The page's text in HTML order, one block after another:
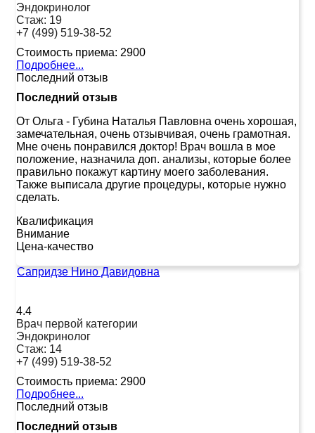
Эндокринолог
Стаж: 19
+7 (499) 519-38-52
Стоимость приема: 2900
Подробнее...
Последний отзыв
Последний отзыв
От Ольга - Губина Наталья Павловна очень хорошая,
замечательная, очень отзывчивая, очень грамотная.
Мне очень понравился доктор! Врач вошла в мое
положение, назначила доп. анализы, которые более
правильно покажут картину моего заболевания.
Также выписала другие процедуры, которые нужно
сделать.
Квалификация
Внимание
Цена-качество
Сапридзе Нино Давидовна
4.4
Врач первой категории
Эндокринолог
Стаж: 14
+7 (499) 519-38-52
Стоимость приема: 2900
Подробнее...
Последний отзыв
Последний отзыв